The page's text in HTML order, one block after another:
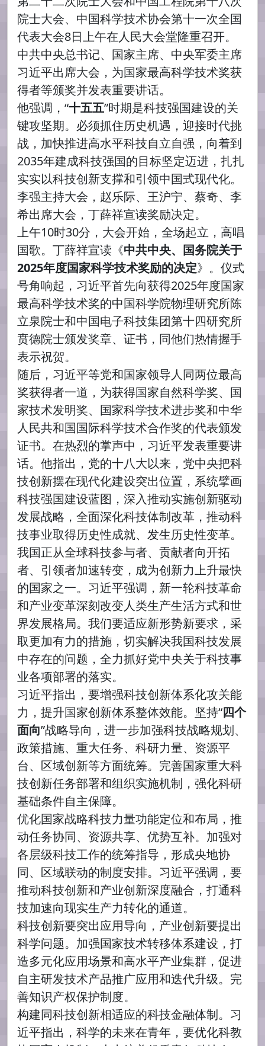
院士大会、中国科学技术协会第十一次全国
代表大会8日上午在人民大会堂隆重召开。
中共中央总书记、国家主席、中央军委主席
习近平出席大会，为国家最高科学技术奖获
得者等颁奖并发表重要讲话。
他强调，“十五五”时期是科技强国建设的关
键攻坚期。必须抓住历史机遇，迎接时代挑
战，加快推进高水平科技自立自强，向着到
2035年建成科技强国的目标坚定迈进，扎扎
实实以科技创新支撑和引领中国式现代化。
李强主持大会，赵乐际、王沪宁、蔡奇、李
希出席大会，丁薛祥宣读奖励决定。
上午10时30分，大会开始，全场起立，高唱
国歌。丁薛祥宣读《中共中央、国务院关于
2025年度国家科学技术奖励的决定》。仪式
号角响起，习近平首先向获得2025年度国家
最高科学技术奖的中国科学院物理研究所陈
立泉院士和中国电子科技集团第十四研究所
贲德院士颁发奖章、证书，同他们热情握手
表示祝贺。
随后，习近平等党和国家领导人同两位最高
奖获得者一道，为获得国家自然科学奖、国
家技术发明奖、国家科学技术进步奖和中华
人民共和国国际科学技术合作奖的代表颁发
证书。在热烈的掌声中，习近平发表重要讲
话。他指出，党的十八大以来，党中央把科
技创新摆在现代化建设突出位置，系统擘画
科技强国建设蓝图，深入推动实施创新驱动
发展战略，全面深化科技体制改革，推动科
技事业取得历史性成就、发生历史性变革。
我国正从全球科技参与者、贡献者向开拓
者、引领者加速转变，成为创新力上升最快
的国家之一。习近平强调，新一轮科技革命
和产业变革深刻改变人类生产生活方式和世
界发展格局。我们要适应新形势新要求，采
取更加有力的措施，切实解决我国科技发展
中存在的问题，全力抓好党中央关于科技事
业各项部署的落实。
习近平指出，要增强科技创新体系化攻关能
力，提升国家创新体系整体效能。坚持“四个
面向”战略导向，进一步加强科技战略规划、
政策措施、重大任务、科研力量、资源平
台、区域创新等方面统筹。完善国家重大科
技创新任务部署和组织实施机制，强化科研
基础条件自主保障。
优化国家战略科技力量功能定位和布局，推
动任务协同、资源共享、优势互补。加强对
各层级科技工作的统筹指导，形成央地协
同、区域联动的制度安排。习近平强调，要
推动科技创新和产业创新深度融合，打通科
技加速向现实生产力转化的通道。
科技创新要突出应用导向，产业创新要提出
科学问题。加强国家技术转移体系建设，打
造多元化应用场景和高水平产业集群，促进
自主研发技术产品推广应用和迭代升级。完
善知识产权保护制度。
构建同科技创新相适应的科技金融体制。习
近平指出，科学的未来在青年，要优化科教